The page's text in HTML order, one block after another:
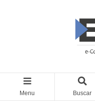
Menu Buscar